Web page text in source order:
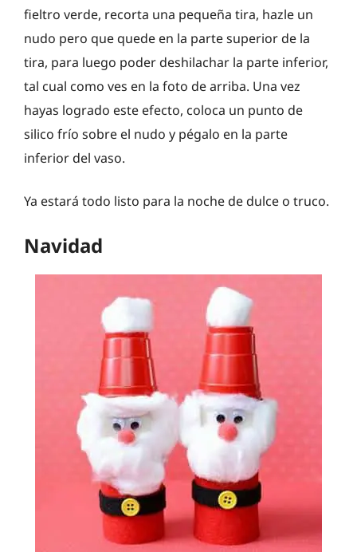
fieltro verde, recorta una pequeña tira, hazle un
nudo pero que quede en la parte superior de la
tira, para luego poder deshilachar la parte inferior,
tal cual como ves en la foto de arriba. Una vez
hayas logrado este efecto, coloca un punto de
silico frío sobre el nudo y pégalo en la parte
inferior del vaso.
Ya estará todo listo para la noche de dulce o truco.
Navidad